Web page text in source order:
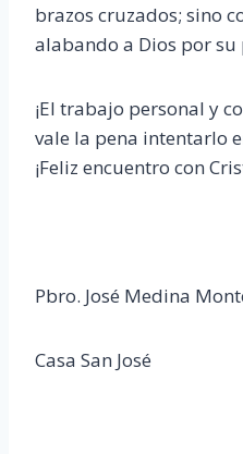
brazos cruzados; sino
alabando a Dios por su
¡El trabajo personal y
vale la pena intentarlo
¡Feliz encuentro con
Pbro. José Medina
Casa San José